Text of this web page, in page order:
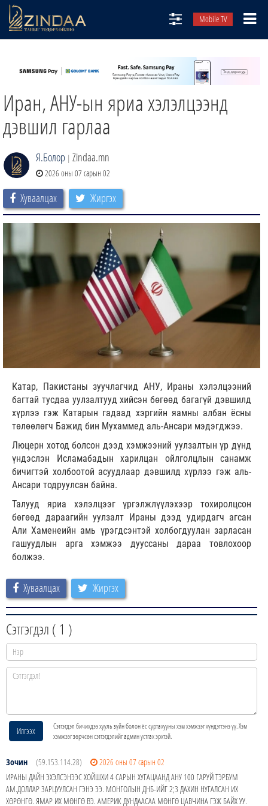
Mobile TV
ТВ8
ӨГЛӨӨНИЙ СОНИН
АУДИО ЗОХИОЛ
ЗИНДАА СЭТГҮҮЛ
Иран, АНУ-ын яриа хэлэлцээнд
дэвшил гарлаа
Я.Болор | Zindaa.mn
2026 оны 07 сарын 02
Хуваалцах Жиргэх
Катар, Пакистаны зуучлагчид АНУ, Ираны хэлэлцээний
багтай тусдаа уулзалтууд хийсэн бөгөөд багагүй дэвшилд
хүрлээ гэж Катарын гадаад хэргийн яамны албан ёсны
төлөөлөгч Бажид бин Мухаммед аль-Ансари мэдэгджээ.
Люцерн хотод болсон дээд хэмжээний уулзалтын үр дүнд
үндэслэн Исламабадын харилцан ойлголцлын санамж
бичигтэй холбоотой асуудлаар дэвшилд хүрлээ гэж аль-
Ансари тодруулсан байна.
Талууд яриа хэлэлцээг үргэлжлүүлэхээр тохиролцсон
бөгөөд дараагийн уулзалт Ираны дээд удирдагч агсан
Али Хаменеийн амь үрэгдсэнтэй холбогдуулан зарласан
гашуудлын арга хэмжээ дууссаны дараа товлохоор
болжээ.
Хуваалцах Жиргэх
Сэтгэгдэл ( 1 )
Илгээх
Сэтгэгдэл бичихдээ хууль зүйн болон ёс суртахууны хэм хэмжээг хүндэтгэнэ үү. Хэм
хэмжээг зөрчсөн сэтгэгдэлийг админ устгах эрхтэй.
Зочин (59.153.114.28)
2026 оны 07 сарын 02
ИРАНЫ ДАЙН ЭХЭЛСЭНЭЭС ХОЙШХИ 4 САРЫН ХУГАЦААНД АНУ 100 ГАРУЙ ТЭРБУМ
АМ.ДОЛЛАР ЗАРЦУУЛСАН ГЭНЭ ЭЭ. МОНГОЛЫН ДНБ-ИЙГ 2;3 ДАХИН НУГАЛСАН ИХ
ХӨРӨНГӨ. ЯМАР ИХ МӨНГӨ ВЭ. АМЕРИК ДУНДААСАА МӨНГӨ ЦАВЧИНА ГЭЖ БАЙХ УУ.